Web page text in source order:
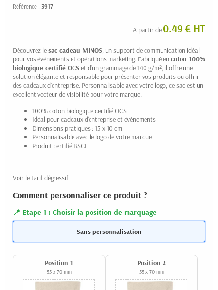
Référence : 3917
A partir de 0.49 € HT
Découvrez lesac cadeau MINOS , un support de communication idéal
pour vos événements et opérations marketing. Fabriqué encoton 100%
biologique certifié OCSet d’un grammage de 140 g/m², il offre une
solution élégante et responsable pour présenter vos produits ou offrir
des cadeaux d’entreprise. Personnalisable avec votre logo, ce sac est un
excellent vecteur de visibilité pour votre marque.
100% coton biologique certifié OCS
Idéal pour cadeaux d'entreprise et événements
Dimensions pratiques : 15 x 10 cm
Personnalisable avec le logo de votre marque
Produit certifié BSCI
Voir le tarif dégressif
Comment personnaliser ce produit ?
Etape 1 : Choisir la position de marquage
Sans personnalisation
Position 1
55 x 70 mm
Position 2
55 x 70 mm